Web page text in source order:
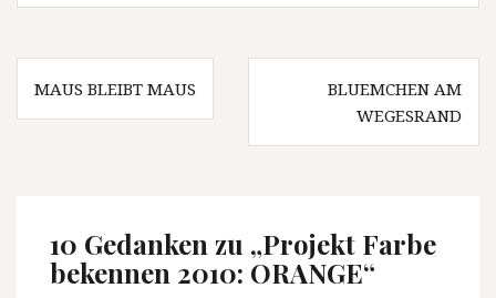
Beitragsnavigation
MAUS BLEIBT MAUS
BLUEMCHEN AM
WEGESRAND
10 Gedanken zu „Projekt Farbe
bekennen 2010: ORANGE“